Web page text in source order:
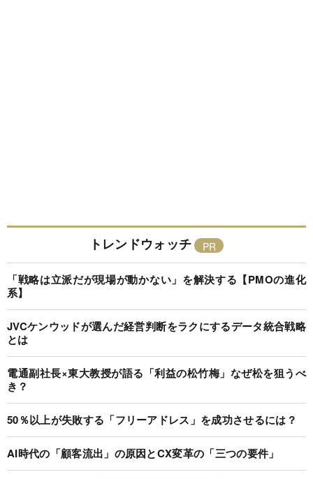
トレンドウォッチ
「戦略は立派だが現場が動かない」を解決する【PMOの進化
系】
JVCケンウッドが選んだ経営判断をラクにするデータ統合戦略
とは
電通副社長×東大教授が語る「利益の松竹梅」なぜ松を狙うべ
き？
50％以上が失敗する「フリーアドレス」を成功させるには？
AI時代の「顧客流出」の原因とCX変革の「三つの要件」